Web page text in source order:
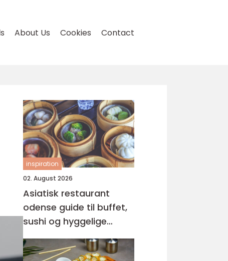
About Us Cookies Contact
inspiration
02. August 2026
Asiatisk restaurant
odense guide til buffet,
sushi og hyggelige
rammer